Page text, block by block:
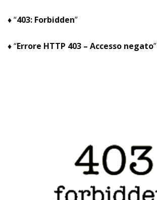
♦ “403: Forbidden”
♦ “Errore HTTP 403 – Accesso negato”